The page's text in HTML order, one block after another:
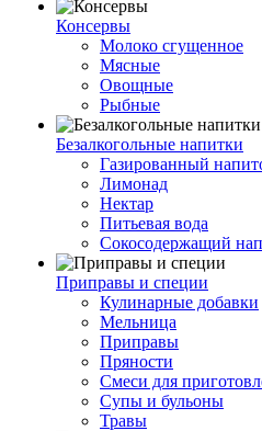
Консервы
Молоко сгущенное
Мясные
Овощные
Рыбные
Безалкогольные напитки
Газированный
Лимонад
Нектар
Питьевая вода
Сокосодержащий
Приправы и специи
Кулинарные добавки
Мельница
Приправы
Пряности
Смеси для
Супы и бульоны
Травы